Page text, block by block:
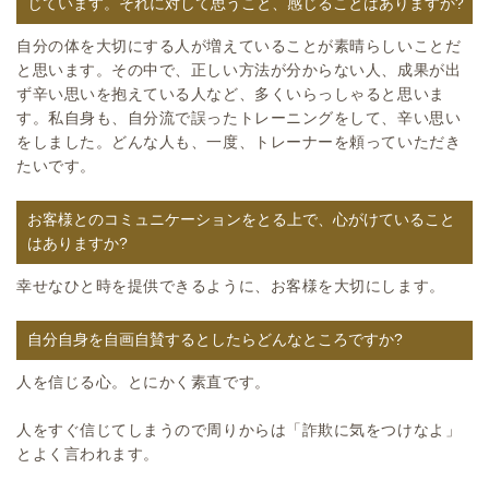
じています。それに対して思うこと、感じることはありますか?
自分の体を大切にする人が増えていることが素晴らしいことだ
と思います。その中で、正しい方法が分からない人、成果が出
ず辛い思いを抱えている人など、多くいらっしゃると思いま
す。私自身も、自分流で誤ったトレーニングをして、辛い思い
をしました。どんな人も、一度、トレーナーを頼っていただき
たいです。
お客様とのコミュニケーションをとる上で、心がけていること
はありますか?
幸せなひと時を提供できるように、お客様を大切にします。
自分自身を自画自賛するとしたらどんなところですか?
人を信じる心。とにかく素直です。
人をすぐ信じてしまうので周りからは「詐欺に気をつけなよ」
とよく言われます。